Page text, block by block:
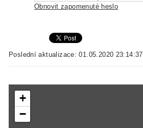
Obnovit zapomenuté heslo
Poslední aktualizace: 01.05.2020 23:14:37
+
−